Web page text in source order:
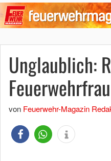
Unglaublich:
von Feuerwehr-Magazin